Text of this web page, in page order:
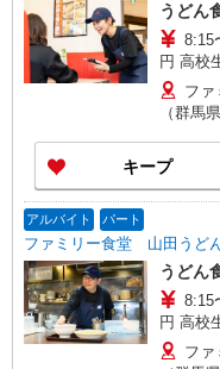
うどん
8:15〜
円 高校生／時給1100円 日・祝日は時給50円アッ
プ！（9
フ
（群馬
キープ
アルバイト パート
ファミリー食堂 山田うど
うどん
8:15〜
円 高校生／時給1100円 日・祝日は時給50円アッ
プ！（9
フ